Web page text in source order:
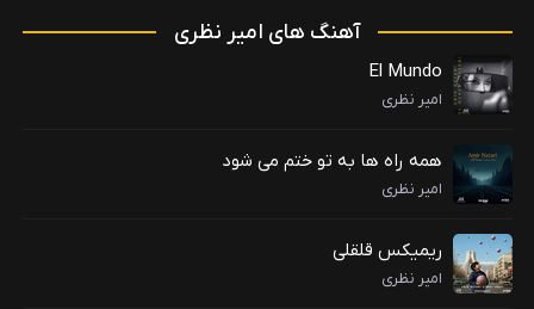
آهنگ های امیر نظری
El Mundo
امیر نظری
همه راه ها به تو ختم می شود
امیر نظری
ریمیکس قلقلی
امیر نظری